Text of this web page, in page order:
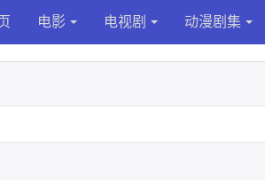
电影 电视剧 动漫剧集